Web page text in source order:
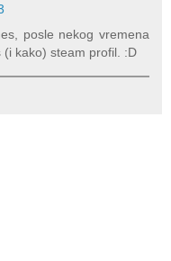
posle nekog vremena
kako) steam profil. :D